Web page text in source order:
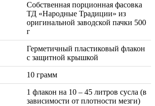
Собственная порционная фасовка
ТД «Народные Традиции» из
оригинальной заводской пачки 500
г
Герметичный пластиковый флакон
с защитной крышкой
10 грамм
1 флакон на 10 – 45 литров сусла (в
зависимости от плотности мезги)